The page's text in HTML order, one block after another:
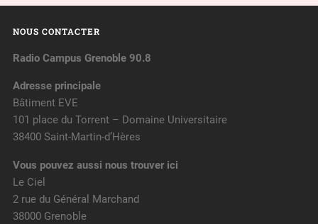
NOUS CONTACTER
Radio Campus Grenoble 90.8
Adresse principale
Bâtiment EVE
101 place du Torrent – Domaine Universitaire
38400 Saint-Martin-d’Hères
Vous pouvez aussi nous trouver ici
Le Ciel
2 rue du Général Marchand
38000 Grenoble